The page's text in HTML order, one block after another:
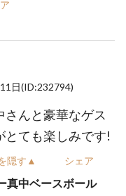
日(ID:232794)
さんと豪華なゲス
とても楽しみです!
隠す▲ シェア
真中ベースボール